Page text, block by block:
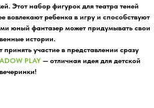
Этот набор фигурок для театра теней
вовлекают ребенка в игру и способствуют
юный фантазер может придумывать свои
истории.
участие в представлении сразу
PLAY — отличная идея для детской
вечеринки!